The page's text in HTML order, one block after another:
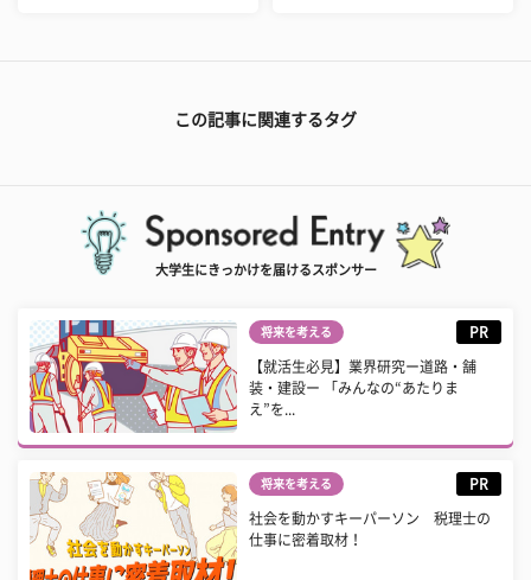
この記事に関連するタグ
大学生にきっかけを届けるスポンサー
将来を考える PR
【就活生必見】業界研究ー道路・舗
装・建設ー 「みんなの“あたりま
え”を...
将来を考える PR
社会を動かすキーパーソン 税理士の
仕事に密着取材！